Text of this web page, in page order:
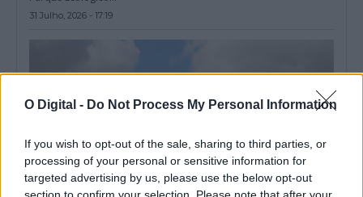
O Digital - Do Not Process My Personal Information
If you wish to opt-out of the sale, sharing to third parties, or
processing of your personal or sensitive information for
targeted advertising by us, please use the below opt-out
31 Julho, 2026 - 17:19